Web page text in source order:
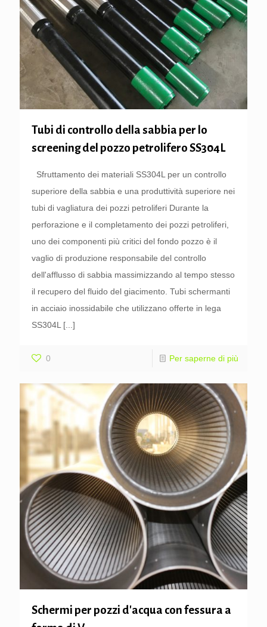
Tubi di controllo della sabbia per lo
screening del pozzo petrolifero SS304L
Sfruttamento dei materiali SS304L per un controllo
superiore della sabbia e una produttività superiore nei
tubi di vagliatura dei pozzi petroliferi Durante la
perforazione e il completamento dei pozzi petroliferi,
uno dei componenti più critici del fondo pozzo è il
vaglio di produzione responsabile del controllo
dell'afflusso di sabbia massimizzando al tempo stesso
il recupero del fluido del giacimento. Tubi schermanti
in acciaio inossidabile che utilizzano offerte in lega
SS304L [...]
0 Per saperne di più
Schermi per pozzi d'acqua con fessura a